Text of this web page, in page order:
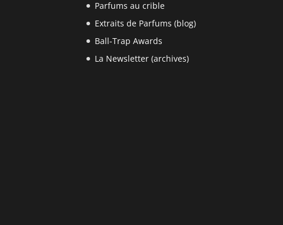
Parfums au crible
Extraits de Parfums (blog)
Ball-Trap Awards
La Newsletter (archives)